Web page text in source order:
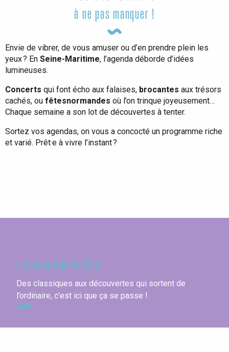
à ne pas manquer !
Envie de vibrer, de vous amuser ou d’en prendre plein les
yeux ? En Seine-Maritime, l’agenda déborde d’idées
lumineuses.
Concerts qui font écho aux falaises, brocantes aux trésors
cachés, ou fêtesnormandes où l’on trinque joyeusement…
Chaque semaine a son lot de découvertes à tenter.
Sortez vos agendas, on vous a concocté un programme riche
et varié. Prêt·e à vivre l’instant ?
Les incontournables
Des classiques aux découvertes qui sortent de
l’ordinaire, c’est ici que ça se passe !